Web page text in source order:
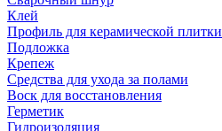
Клей
Профиль для керамической плитки
Подложка
Крепеж
Средства для ухода за полами
Воск для восстановления
Герметик
Гидроизоляция